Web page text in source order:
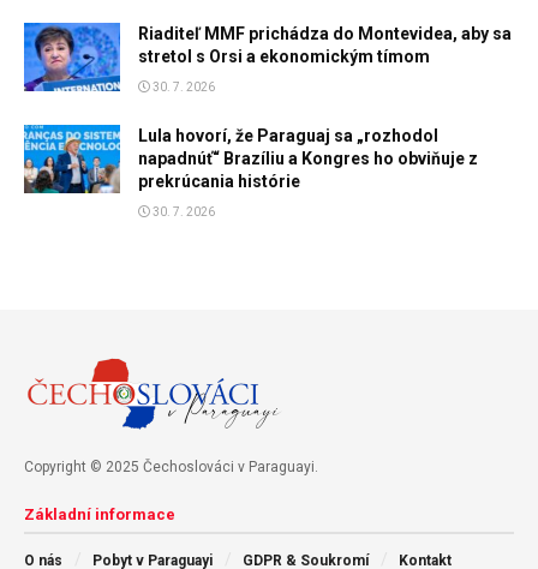
Riaditeľ MMF prichádza do Montevidea, aby sa
stretol s Orsi a ekonomickým tímom
30. 7. 2026
Lula hovorí, že Paraguaj sa „rozhodol
napadnúť“ Brazíliu a Kongres ho obviňuje z
prekrúcania histórie
30. 7. 2026
Copyright © 2025 Čechoslováci v Paraguayi.
Základní informace
O nás Pobyt v Paraguayi GDPR & Soukromí Kontakt